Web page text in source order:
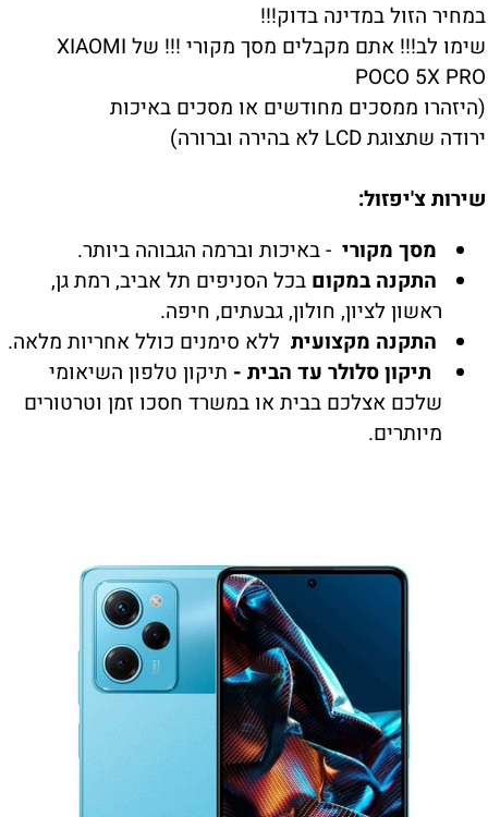
במחיר הזול במדינה בדוק!!!
שימו לב!!! אתם מקבלים מסך מקורי !!! של XIAOMI
POCO 5X PRO
(היזהרו ממסכים מחודשים או מסכים באיכות
ירודה שתצוגת LCD לא בהירה וברורה)
שירות צ'יפזול:
מסך מקורי - באיכות וברמה הגבוהה ביותר.
התקנה במקום בכל הסניפים תל אביב, רמת גן,
ראשון לציון, חולון, גבעתים, חיפה.
התקנה מקצועית ללא סימנים כולל אחריות מלאה.
תיקון סלולר עד הבית - תיקון טלפון השיאומי
שלכם אצלכם בבית או במשרד חסכו זמן וטרטורים
מיותרים.